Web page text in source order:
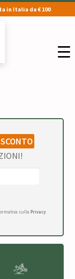
in Italia da € 100
sulla Privacy